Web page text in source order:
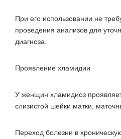
При его использовании не
проведения анализов для
диагноза.
Проявление хламидии
У женщин хламидиоз
слизистой шейки матки,
Переход болезни в